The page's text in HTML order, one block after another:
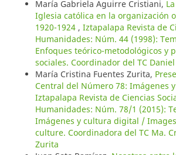
María Gabriela Aguirre Cristiani,
Iglesia católica en la organización
1920-1924 , Iztapalapa Revista de
Humanidades: Núm. 44 (1998):
Enfoques teórico-metodológicos y
sociales. Coordinador del TC
María Cristina Fuentes Zurita,
Central del Número 78: Imágenes
Iztapalapa Revista de Ciencias
Humanidades: Núm. 78/1 (2015):
Imágenes y cultura digital /
culture. Coordinadora del TC Ma.
Zurita